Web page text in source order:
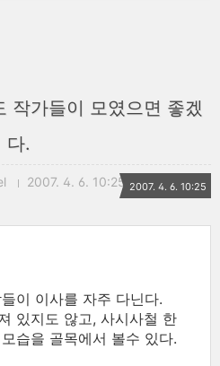
작가들이 모였으면 좋겠
다.
2007. 4. 6. 10:25 2007. 4. 6. 10:25
이 이사를 자주 다닌다.
있지도 않고, 사시사철 한
습을 골목에서 볼수 있다.